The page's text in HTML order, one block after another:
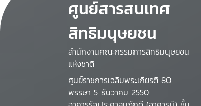
ศูนย์สารสนเทศ
สิทธิมนุษยชน
สำนักงานคณะกรรมการสิทธิมนุษยชน
แห่งชาติ
ศูนย์ราชการเฉลิมพระเกียรติ 80
พรรษา 5 ธันวาคม 2550